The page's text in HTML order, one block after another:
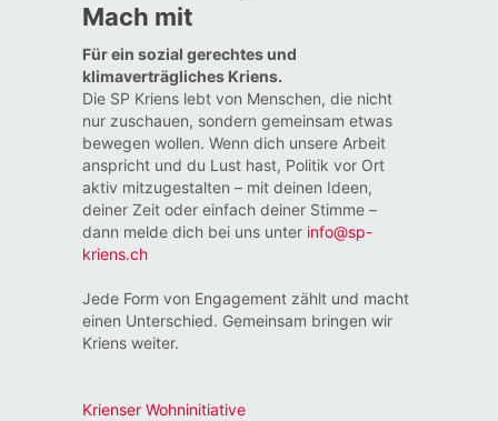
Mach mit
Für ein sozial gerechtes und
klimaverträgliches Kriens.
Die SP Kriens lebt von Menschen, die nicht
nur zuschauen, sondern gemeinsam etwas
bewegen wollen. Wenn dich unsere Arbeit
anspricht und du Lust hast, Politik vor Ort
aktiv mitzugestalten – mit deinen Ideen,
deiner Zeit oder einfach deiner Stimme –
dann melde dich bei uns unter info@sp-
kriens.ch
Jede Form von Engagement zählt und macht
einen Unterschied. Gemeinsam bringen wir
Kriens weiter.
Krienser Wohninitiative